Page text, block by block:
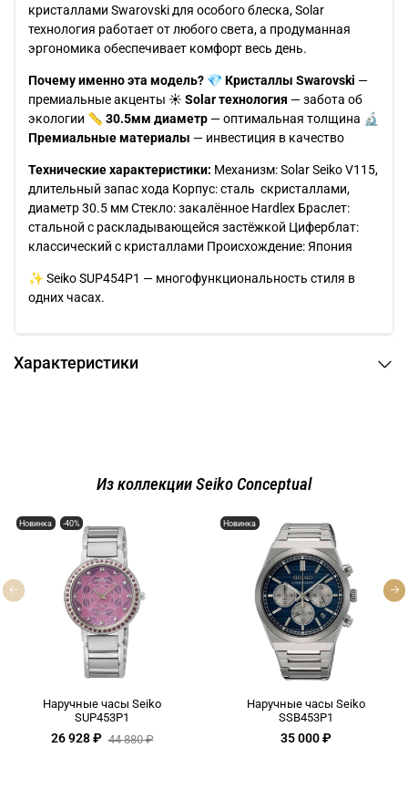
кристаллами Swarovski для особого блеска, Solar
технология работает от любого света, а продуманная
эргономика обеспечивает комфорт весь день.
Почему именно эта модель? 💎 Кристаллы Swarovski —
премиальные акценты ☀ Solar технология — забота об
экологии 📏 30.5мм диаметр — оптимальная толщина 🔬
Премиальные материалы — инвестиция в качество
Технические характеристики: Механизм: Solar Seiko V115,
длительный запас хода Корпус: сталь скристаллами,
диаметр 30.5 мм Стекло: закалённое Hardlex Браслет:
стальной с раскладывающейся застёжкой Циферблат:
классический с кристаллами Происхождение: Япония
✨ Seiko SUP454P1 — многофункциональность стиля в
одних часах.
Характеристики
Из коллекции Seiko Conceptual
Новинка -40%
Наручные часы Seiko
SUP453P1
26 928 ₽ 44 880 ₽
Новинка
Наручные часы Seiko
SSB453P1
35 000 ₽